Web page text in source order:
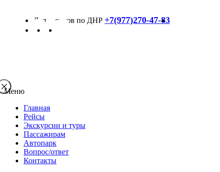
+7(977)270-47-83
Меню
Главная
Рейсы
Экскурсии и туры
Пассажирам
Автопарк
Вопрос/ответ
Контакты